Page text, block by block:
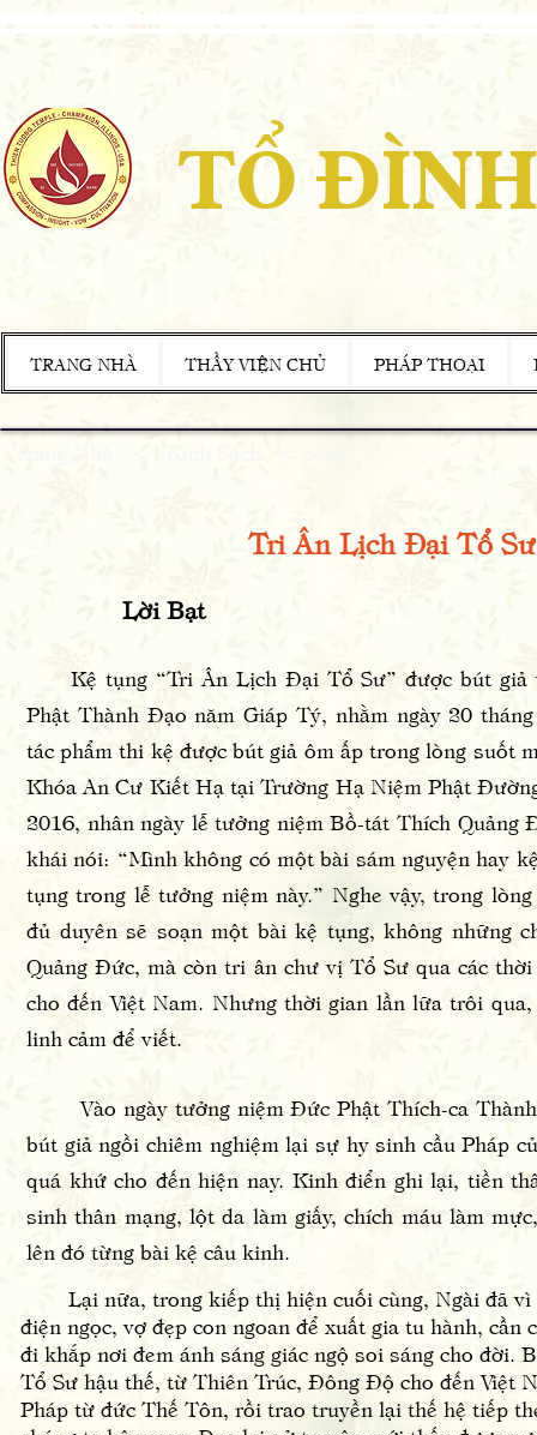
TỔ
TRANG NHÀ THẦY VIỆN CHỦ PHÁP THOẠI
Tri Ân Lịch Đại Tổ Sư
Lời Bạt
Kệ tụng “Tri Ân Lịch Đại Tổ Sư” được bút giả
Phật Thành Đạo năm Giáp Tý, nhằm ngày 20
tác phẩm thi kệ được bút giả ôm ấp trong lòng suốt
Khóa An Cư Kiết Hạ tại Trường Hạ Niệm Phật
2016, nhân ngày lễ tưởng niệm Bồ-tát Thích Quảng
khái nói: “Mình không có một bài sám nguyện hay
tụng trong lễ tưởng niệm này.” Nghe vậy, trong
đủ duyên sẽ soạn một bài kệ tụng, không những
Quảng Đức, mà còn tri ân chư vị Tổ Sư qua các
cho đến Việt Nam. Nhưng thời gian lần lữa trôi
linh cảm để viết.
Vào ngày tưởng niệm Đức Phật Thích-ca
bút giả ngồi chiêm nghiệm lại sự hy sinh cầu Pháp
quá khứ cho đến hiện nay. Kinh điển ghi lại, tiền
sinh thân mạng, lột da làm giấy, chích máu làm
lên đó từng bài kệ câu kinh.
Lại nữa, trong kiếp thị hiện cuối cùng, Ngài đã vì
điện ngọc, vợ đẹp con ngoan để xuất gia tu hành,
đi khắp nơi đem ánh sáng giác ngộ soi sáng cho đời.
Tổ Sư hậu thế, từ Thiên Trúc, Đông Độ cho đến Việt
Pháp từ đức Thế Tôn, rồi trao truyền lại thế hệ tiếp